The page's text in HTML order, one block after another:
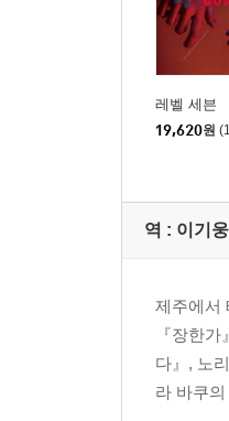
레벨 세븐
19,620원
역 : 이기웅
제주에서
『장한
다』, 노
라 바쿠